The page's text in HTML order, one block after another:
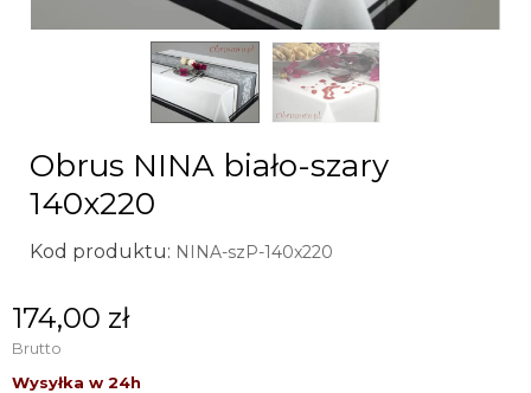
Obrus NINA biało-szary
140x220
Kod produktu: NINA-szP-140x220
174,00 zł
Brutto